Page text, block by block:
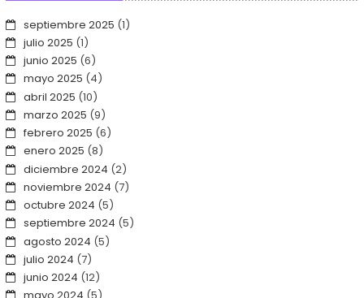
septiembre 2025 (1)
julio 2025 (1)
junio 2025 (6)
mayo 2025 (4)
abril 2025 (10)
marzo 2025 (9)
febrero 2025 (6)
enero 2025 (8)
diciembre 2024 (2)
noviembre 2024 (7)
octubre 2024 (5)
septiembre 2024 (5)
agosto 2024 (5)
julio 2024 (7)
junio 2024 (12)